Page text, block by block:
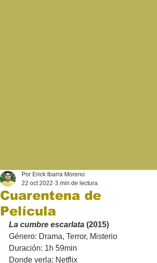
Cuarentena de
Película
Por Erick Ibarra Moreno
22 oct 2022 3 min de lectura
La cumbre escarlata (2015)
Género: Drama, Terror, Misterio
Duración: 1h 59min
Donde verla: Netflix